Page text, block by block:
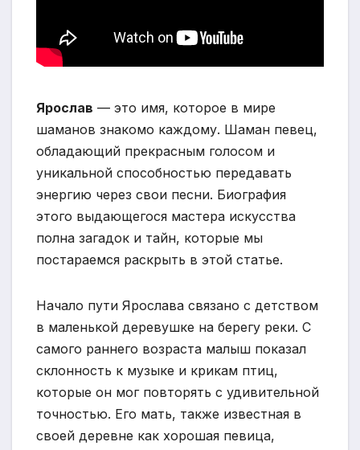
Ярослав — это имя, которое в мире
шаманов знакомо каждому. Шаман певец,
обладающий прекрасным голосом и
уникальной способностью передавать
энергию через свои песни. Биография
этого выдающегося мастера искусства
полна загадок и тайн, которые мы
постараемся раскрыть в этой статье.
Начало пути Ярослава связано с детством
в маленькой деревушке на берегу реки. С
самого раннего возраста малыш показал
склонность к музыке и крикам птиц,
которые он мог повторять с удивительной
точностью. Его мать, также известная в
своей деревне как хорошая певица,